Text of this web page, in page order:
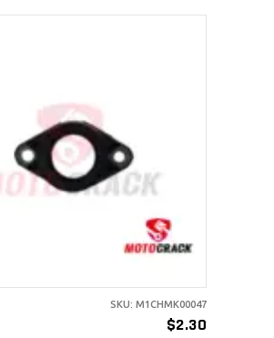
AÑADIR AL CARRITO
$2.30
SKU: M1CHMK00047